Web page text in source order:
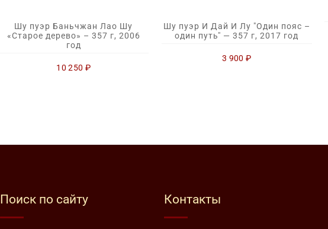
Шу пуэр Баньчжан Лао Шу
«Старое дерево» – 357 г, 2006
год
10 250 ₽
Шу пуэр И Дай И Лу "Один пояс –
один путь" — 357 г, 2017 год
3 900₽
Поиск по сайту Контакты